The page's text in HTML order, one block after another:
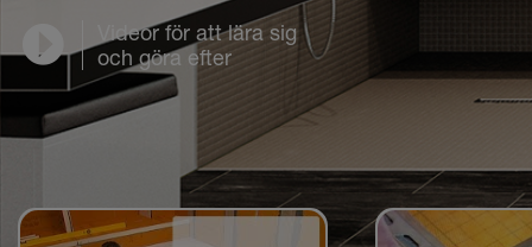
Videor för att lära sig
och göra efter